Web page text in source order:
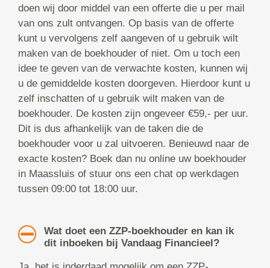
doen wij door middel van een offerte die u per mail
van ons zult ontvangen. Op basis van de offerte
kunt u vervolgens zelf aangeven of u gebruik wilt
maken van de boekhouder of niet. Om u toch een
idee te geven van de verwachte kosten, kunnen wij
u de gemiddelde kosten doorgeven. Hierdoor kunt u
zelf inschatten of u gebruik wilt maken van de
boekhouder. De kosten zijn ongeveer €59,- per uur.
Dit is dus afhankelijk van de taken die de
boekhouder voor u zal uitvoeren. Benieuwd naar de
exacte kosten? Boek dan nu online uw boekhouder
in Maassluis of stuur ons een chat op werkdagen
tussen 09:00 tot 18:00 uur.
Wat doet een ZZP-boekhouder en kan ik
dit inboeken bij Vandaag Financieel?